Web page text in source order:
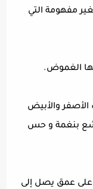
مفهومة التي
الغموض.
والأبيض
يشع بنغمة و حس
على عمق يصل إلى